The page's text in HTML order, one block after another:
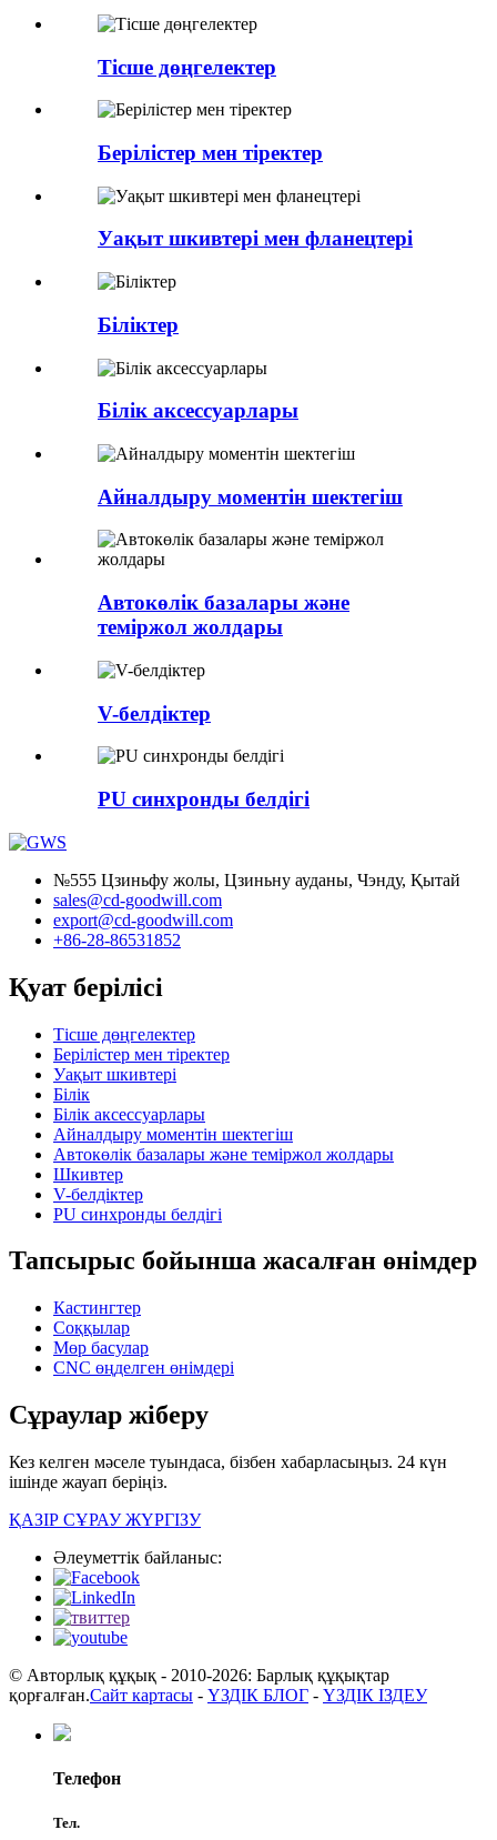
Тісше дөңгелектер
Берілістер мен тіректер
Уақыт шкивтері мен фланецтері
Біліктер
Білік аксессуарлары
Айналдыру моментін шектегіш
Автокөлік базалары және
теміржол жолдары
V-белдіктер
PU синхронды белдігі
№555 Цзиньфу жолы, Цзиньну ауданы, Чэнду, Қытай
sales@cd-goodwill.com
export@cd-goodwill.com
+86-28-86531852
Қуат берілісі
Тісше дөңгелектер
Берілістер мен тіректер
Уақыт шкивтері
Білік
Білік аксессуарлары
Айналдыру моментін шектегіш
Автокөлік базалары және теміржол жолдары
Шкивтер
V-белдіктер
PU синхронды белдігі
Тапсырыс бойынша жасалған өнімдер
Кастингтер
Соққылар
Мөр басулар
CNC өңделген өнімдері
Сұраулар жіберу
Кез келген мәселе туындаса, бізбен хабарласыңыз. 24 күн
ішінде жауап беріңіз.
ҚАЗІР СҰРАУ ЖҮРГІЗУ
Әлеуметтік байланыс:
© Авторлық құқық - 2010-2026: Барлық құқықтар
қорғалған.Сайт картасы - ҮЗДІК БЛОГ - ҮЗДІК ІЗДЕУ
Телефон
Тел.